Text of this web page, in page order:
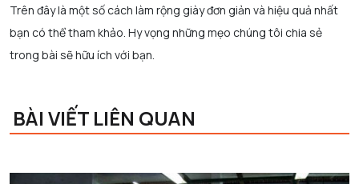
Trên đây là một số cách làm rộng giày đơn giản và hiệu quả nhất
bạn có thể tham khảo. Hy vọng những mẹo chúng tôi chia sẻ
trong bài sẽ hữu ích với bạn.
BÀI VIẾT LIÊN QUAN